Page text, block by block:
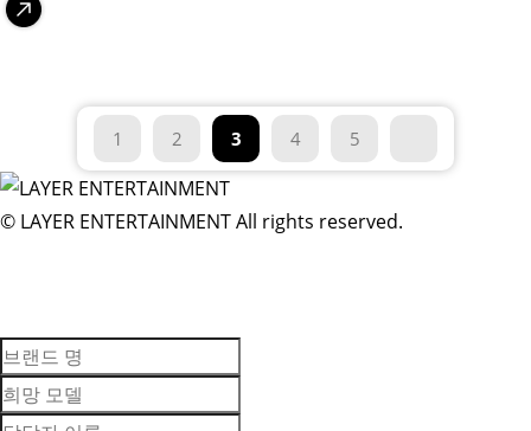
1 2 3 4 5
© LAYER ENTERTAINMENT All rights reserved.